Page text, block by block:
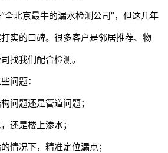
北京最牛的漏水检测公司”，但这几年
实的口碑。很多客户是邻居推荐、物
找我们配合检测。
问题：
题还是管道问题；
是楼上渗水；
况下，精准定位漏点；